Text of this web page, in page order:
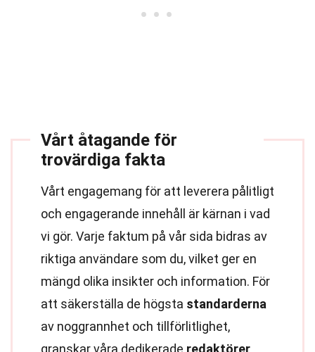
Vårt åtagande för
trovärdiga fakta
Vårt engagemang för att leverera pålitligt
och engagerande innehåll är kärnan i vad
vi gör. Varje faktum på vår sida bidras av
riktiga användare som du, vilket ger en
mängd olika insikter och information. För
att säkerställa de högsta standarderna
av noggrannhet och tillförlitlighet,
granskar våra dedikerade redaktörer